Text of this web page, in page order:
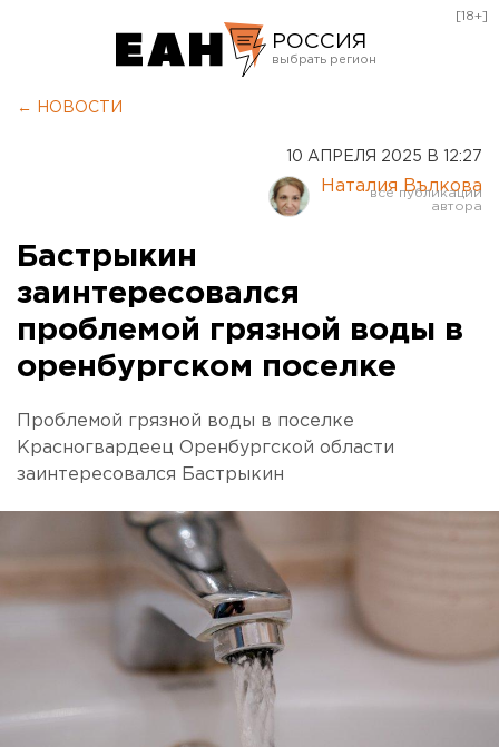
РОССИЯ
Курган
Оренбург
[18+]
← НОВОСТИ
10 АПРЕЛЯ 2025 В 12:27
Наталия Вълкова
Бастрыкин
заинтересовался
проблемой грязной воды в
оренбургском поселке
Проблемой грязной воды в поселке
Красногвардеец Оренбургской области
заинтересовался Бастрыкин